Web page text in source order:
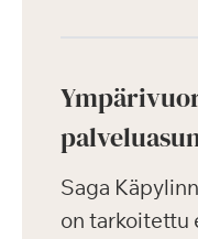
Saga
on tarkoitettu